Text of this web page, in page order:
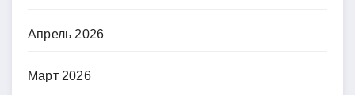
Апрель 2026
Март 2026